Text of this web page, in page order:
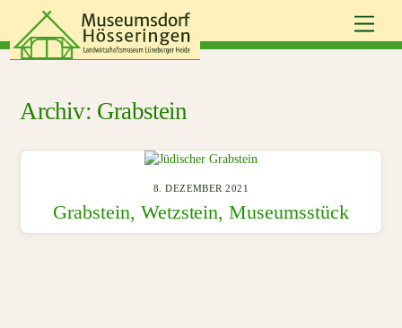
content
Grabstein
8. DEZEMBER 2021
Grabstein, Wetzstein, Museumsstück